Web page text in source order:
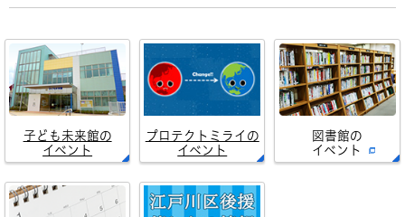
子ども未来館の
イベント
プロテクトミライの
イベント
図書館の
イベント